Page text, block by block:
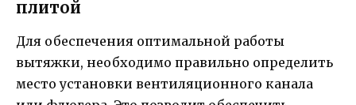
плитой
Для обеспечения оптимальной работы
вытяжки, необходимо правильно определить
место установки вентиляционного канала